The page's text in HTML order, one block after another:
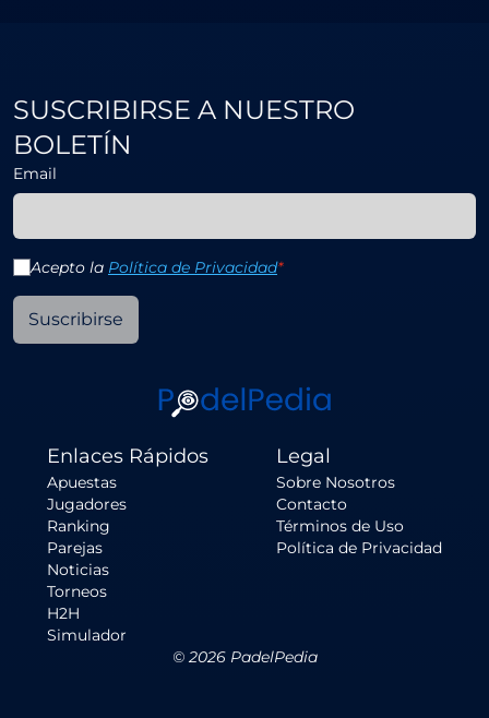
SUSCRIBIRSE A NUESTRO
BOLETÍN
Email
Acepto la Política de Privacidad*
Suscribirse
Enlaces Rápidos
Apuestas
Jugadores
Ranking
Parejas
Noticias
Torneos
H2H
Simulador
Legal
Sobre Nosotros
Contacto
Términos de Uso
Política de Privacidad
© 2026PadelPedia